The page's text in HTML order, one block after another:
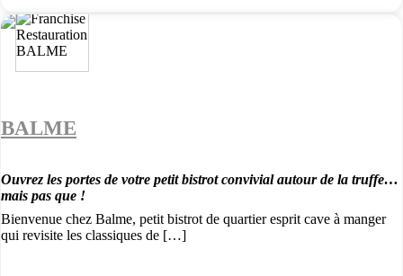
BALME
Ouvrez les portes de votre petit bistrot convivial autour de la truffe…
mais pas que !
Bienvenue chez Balme, petit bistrot de quartier esprit cave à manger
qui revisite les classiques de […]